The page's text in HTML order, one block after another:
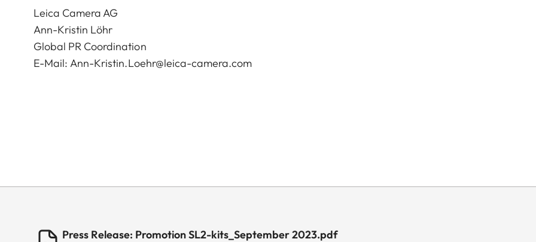
Leica Camera AG
Ann-Kristin Löhr
Global PR Coordination
E-Mail: Ann-Kristin.Loehr@leica-camera.com
Press Release: Promotion SL2-kits_September 2023.pdf